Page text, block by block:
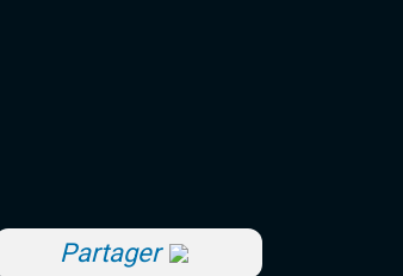
Casablanca 92.5 Hz
Rabat, Salé 106.9 Hz
Partager